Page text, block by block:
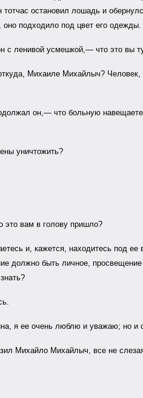
тотчас остановил лошадь и
подходило под цвет его одежды.
ленивой усмешкой,— что это вы
Михаиле Михайлыч? Человек,
он,— что больную
уничтожить?
это вам в голову пришло?
и, кажется, находитесь под
должно быть личное,
я ее очень люблю и уважаю; но и
Михайло Михайлыч, все не